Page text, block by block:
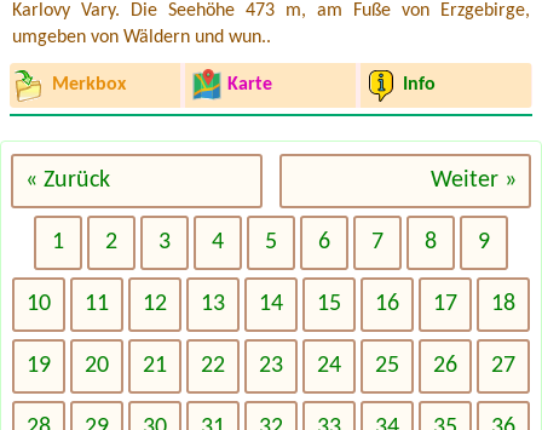
Karlovy Vary. Die Seehöhe 473 m, am Fuße von Erzgebirge,
umgeben von Wäldern und wun..
Merkbox Karte Info
« Zurück Weiter »
1 2 3 4 5 6 7 8 9
10 11 12 13 14 15 16 17 18
19 20 21 22 23 24 25 26 27